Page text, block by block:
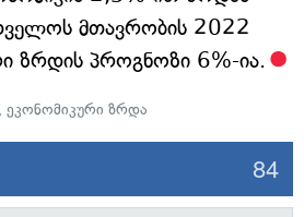
მთავრობის 2022
ზრდის პროგნოზი 6%-ია.
, ეკონომიკური ზრდა
84